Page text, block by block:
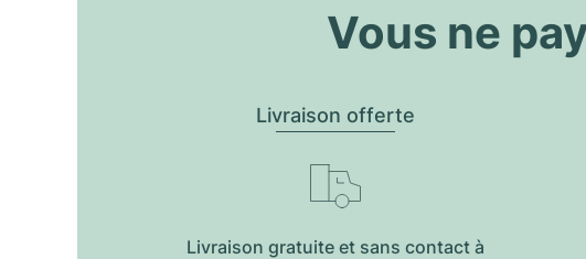
Vous ne
Livraison offerte
Livraison gratuite et sans contact à